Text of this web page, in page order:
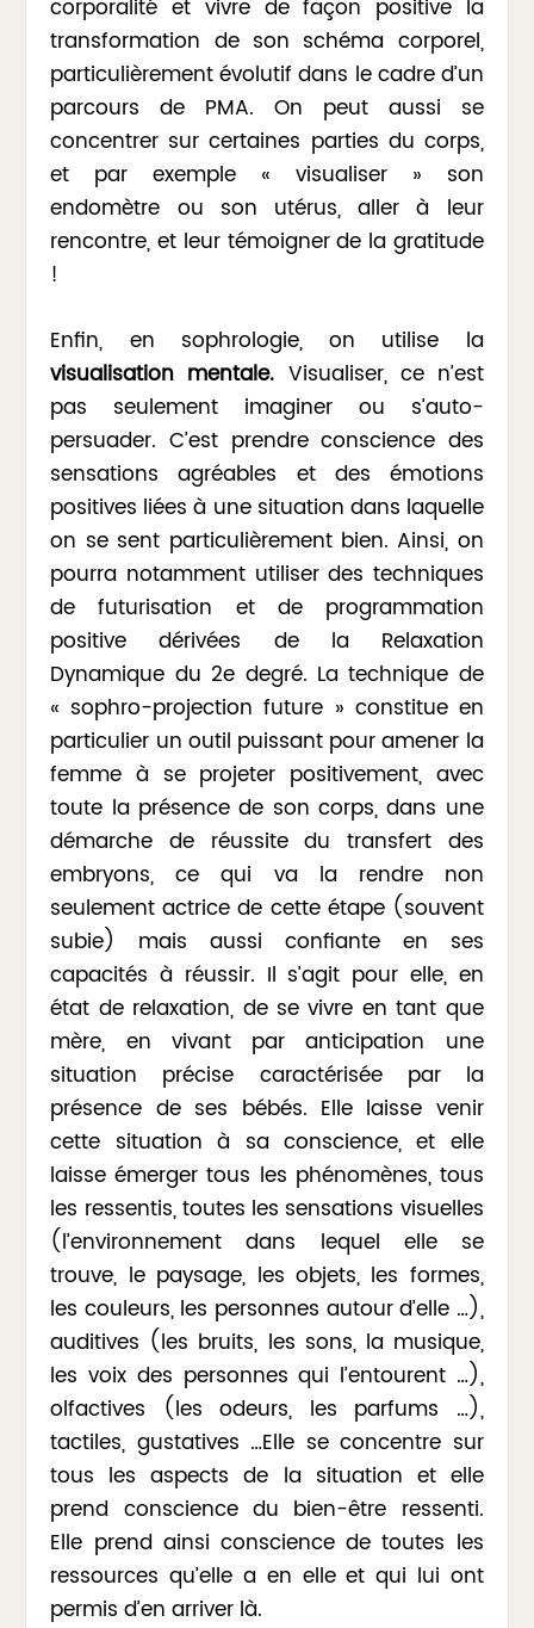
corporalité et vivre de façon positive la
transformation de son schéma corporel,
particulièrement évolutif dans le cadre d’un
parcours de PMA. On peut aussi se
concentrer sur certaines parties du corps,
et par exemple « visualiser » son
endomètre ou son utérus, aller à leur
rencontre, et leur témoigner de la gratitude
!
Enfin, en sophrologie, on utilise la
visualisation mentale. Visualiser, ce n’est
pas seulement imaginer ou s’auto-
persuader. C’est prendre conscience des
sensations agréables et des émotions
positives liées à une situation dans laquelle
on se sent particulièrement bien. Ainsi, on
pourra notamment utiliser des techniques
de futurisation et de programmation
positive dérivées de la Relaxation
Dynamique du 2e degré. La technique de
« sophro-projection future » constitue en
particulier un outil puissant pour amener la
femme à se projeter positivement, avec
toute la présence de son corps, dans une
démarche de réussite du transfert des
embryons, ce qui va la rendre non
seulement actrice de cette étape (souvent
subie) mais aussi confiante en ses
capacités à réussir. Il s’agit pour elle, en
état de relaxation, de se vivre en tant que
mère, en vivant par anticipation une
situation précise caractérisée par la
présence de ses bébés. Elle laisse venir
cette situation à sa conscience, et elle
laisse émerger tous les phénomènes, tous
les ressentis, toutes les sensations visuelles
(l’environnement dans lequel elle se
trouve, le paysage, les objets, les formes,
les couleurs, les personnes autour d’elle …),
auditives (les bruits, les sons, la musique,
les voix des personnes qui l’entourent …),
olfactives (les odeurs, les parfums …),
tactiles, gustatives …Elle se concentre sur
tous les aspects de la situation et elle
prend conscience du bien-être ressenti.
Elle prend ainsi conscience de toutes les
ressources qu’elle a en elle et qui lui ont
permis d’en arriver là.